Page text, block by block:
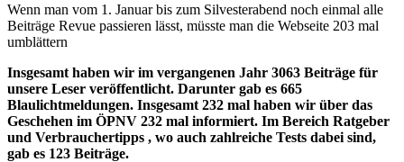
Wenn man vom 1. Januar bis zum Silvesterabend noch einmal alle
Beiträge Revue passieren lässt, müsste man die Webseite 203 mal
umblättern
Insgesamt haben wir im vergangenen Jahr 3063 Beiträge für
unsere Leser veröffentlicht. Darunter gab es 665
Blaulichtmeldungen. Insgesamt 232 mal haben wir über das
Geschehen im ÖPNV 232 mal informiert. Im Bereich Ratgeber
und Verbrauchertipps , wo auch zahlreiche Tests dabei sind,
gab es 123 Beiträge.